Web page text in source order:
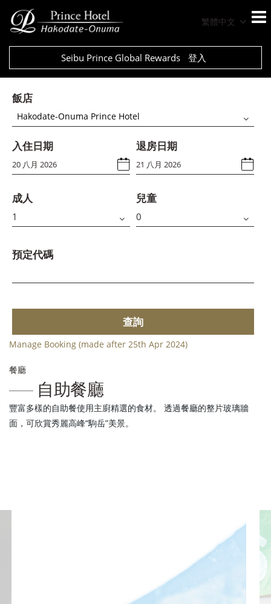
繁體中文
Seibu Prince Global Rewards 登入
飯店
Hakodate-Onuma Prince Hotel
入住日期 退房日期
成人 兒童
預定代碼
查詢
Manage Booking (made after 25th Apr 2024)
餐廳
自助餐廳
豐富多樣的自助餐使用主廚精選的食材。 透過餐廳的整片玻璃牆
面，可欣賞秀麗高峰“駒岳”美景。